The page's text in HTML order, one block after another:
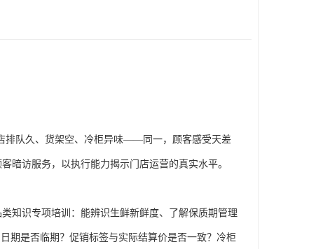
排队久、货架空、冷柜异味——同一，顾客感受天差
暗访服务，以执行能力揭示门店运营的真实水平。
知识专项培训：能辨识生鲜新鲜度、了解保质期管理
期是否临期？促销标签与实际结算价是否一致？冷柜